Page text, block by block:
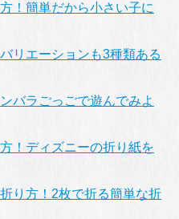
！簡単だから小さい子に
リエーションも3種類ある
バラごっごで遊んでみよ
！ディズニーの折り紙を
り方！2枚で折る簡単な折